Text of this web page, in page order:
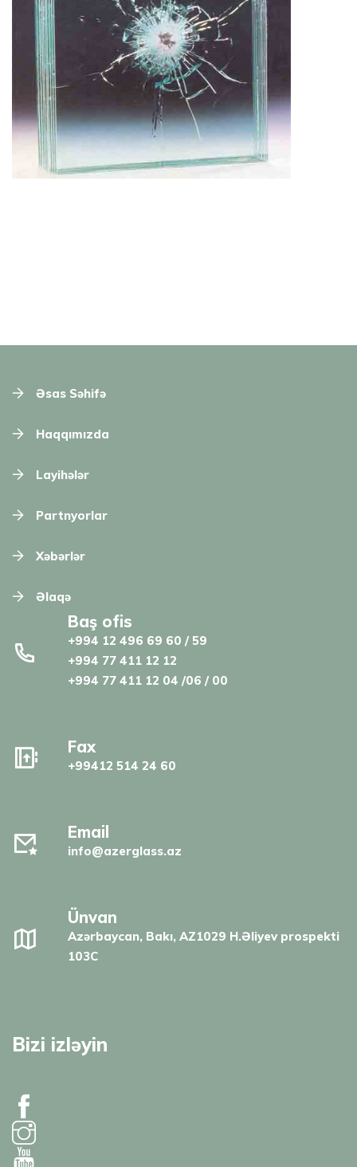
Baş ofis
+994 12 496 69 60 / 59
+994 77 411 12 12
+994 77 411 12 04 /06 / 00
Fax
+99412 514 24 60
Email
info@azerglass.az
Ünvan
Azərbaycan, Bakı, AZ1029 H.Əliyev prospekti
103C
Əsas Səhifə
Haqqımızda
Layihələr
Partnyorlar
Xəbərlər
Əlaqə
Bizi izləyin